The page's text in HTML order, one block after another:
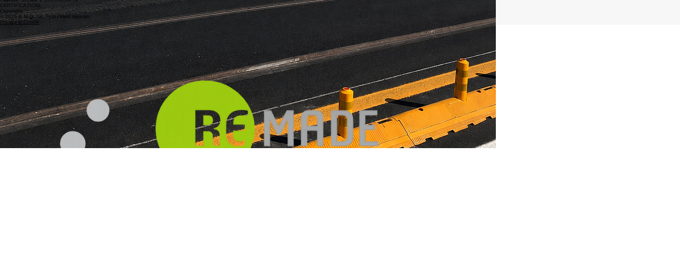
P.IVA e C.F. 01235020060
Reg. Imprese di Alessandria
REA AL-147802
Capitale Sociale € 100.000,00 i.v.
CERTIFICAZIONI
Copyright
© 2026 B.M.G. Srl. Tutti i diritti riservati.
Privacy & Cookie